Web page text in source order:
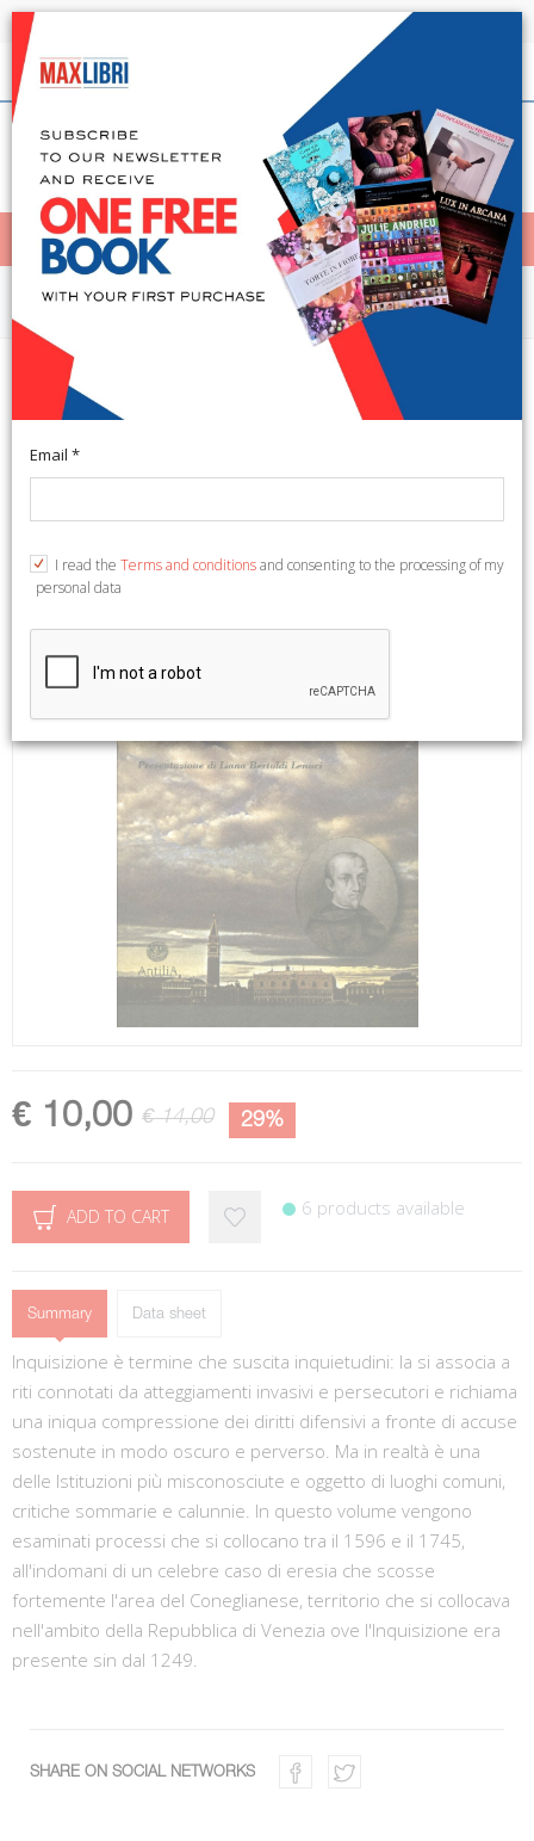
Shipping in 24h for all available books
English
< Home
MENÙ
Arts and Architecture
L'inquisizione nella diocesi di
Ceneda
176, ill. b/n, cm 15x22. (Medievalia. 1).
€ 10,00 € 14,00 29%
ADD TO CART 6 products available
Summary Data sheet
Inquisizione è termine che suscita inquietudini: la si associa a
riti connotati da atteggiamenti invasivi e persecutori e richiama
una iniqua compressione dei diritti difensivi a fronte di accuse
sostenute in modo oscuro e perverso. Ma in realtà è una
delle Istituzioni più misconosciute e oggetto di luoghi comuni,
critiche sommarie e calunnie. In questo volume vengono
esaminati processi che si collocano tra il 1596 e il 1745,
all'indomani di un celebre caso di eresia che scosse
fortemente l'area del Coneglianese, territorio che si collocava
nell'ambito della Repubblica di Venezia ove l'Inquisizione era
presente sin dal 1249.
SHARE ON SOCIAL NETWORKS
Email *
I read the Terms and conditionsand consenting to the processing of my
personal data